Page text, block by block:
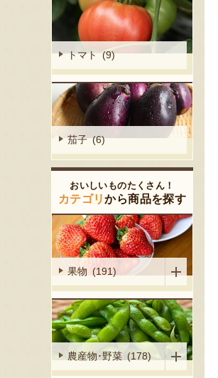
トマト (9)
茄子 (6)
おいしいものたくさん！
カテゴリから商品を探す
果物 (191)
農産物･野菜 (178)